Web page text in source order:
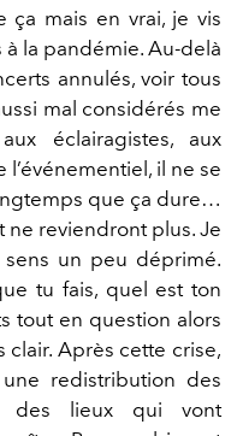
mais en vrai, je vis
à la pandémie. Au-delà
annulés, voir tous
mal considérés me
éclairagistes, aux
il ne se
que ça dure…
ne reviendront plus. Je
un peu déprimé.
tu fais, quel est ton
tout en question alors
clair. Après cette crise,
redistribution des
des lieux qui vont